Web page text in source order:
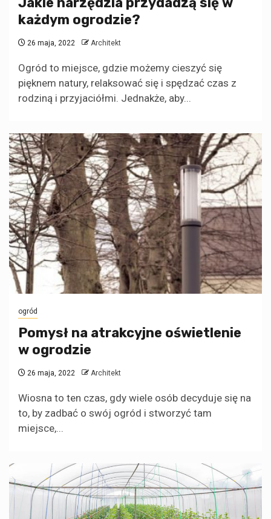
każdym ogrodzie?
26 maja, 2022 Architekt
Ogród to miejsce, gdzie możemy cieszyć się
pięknem natury, relaksować się i spędzać czas z
rodziną i przyjaciółmi. Jednakże, aby...
ogród
Pomysł na atrakcyjne oświetlenie
w ogrodzie
26 maja, 2022 Architekt
Wiosna to ten czas, gdy wiele osób decyduje się na
to, by zadbać o swój ogród i stworzyć tam
miejsce,...